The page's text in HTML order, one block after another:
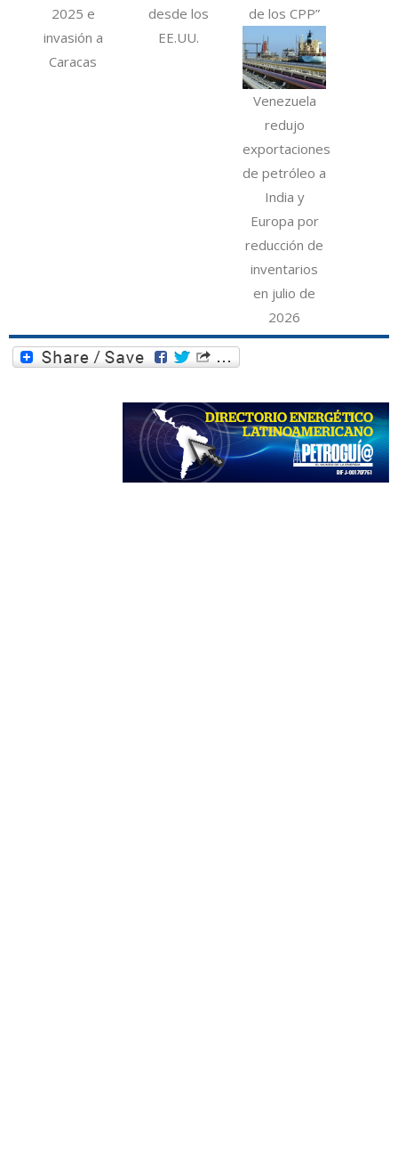
2025 e
invasión a
Caracas
desde los
EE.UU.
de los CPP”
Venezuela
redujo
exportaciones
de petróleo a
India y
Europa por
reducción de
inventarios
en julio de
2026